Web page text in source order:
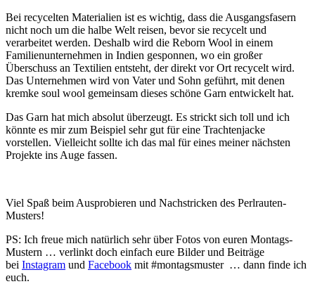
Bei recycelten Materialien ist es wichtig, dass die Ausgangsfasern
nicht noch um die halbe Welt reisen, bevor sie recycelt und
verarbeitet werden. Deshalb wird die Reborn Wool in einem
Familienunternehmen in Indien gesponnen, wo ein großer
Überschuss an Textilien entsteht, der direkt vor Ort recycelt wird.
Das Unternehmen wird von Vater und Sohn geführt, mit denen
kremke soul wool gemeinsam dieses schöne Garn entwickelt hat.
Das Garn hat mich absolut überzeugt. Es strickt sich toll und ich
könnte es mir zum Beispiel sehr gut für eine Trachtenjacke
vorstellen. Vielleicht sollte ich das mal für eines meiner nächsten
Projekte ins Auge fassen.
Viel Spaß beim Ausprobieren und Nachstricken des Perlrauten-
Musters!
PS: Ich freue mich natürlich sehr über Fotos von euren Montags-
Mustern … verlinkt doch einfach eure Bilder und Beiträge
bei Instagram und Facebook mit #montagsmuster … dann finde ich
euch.